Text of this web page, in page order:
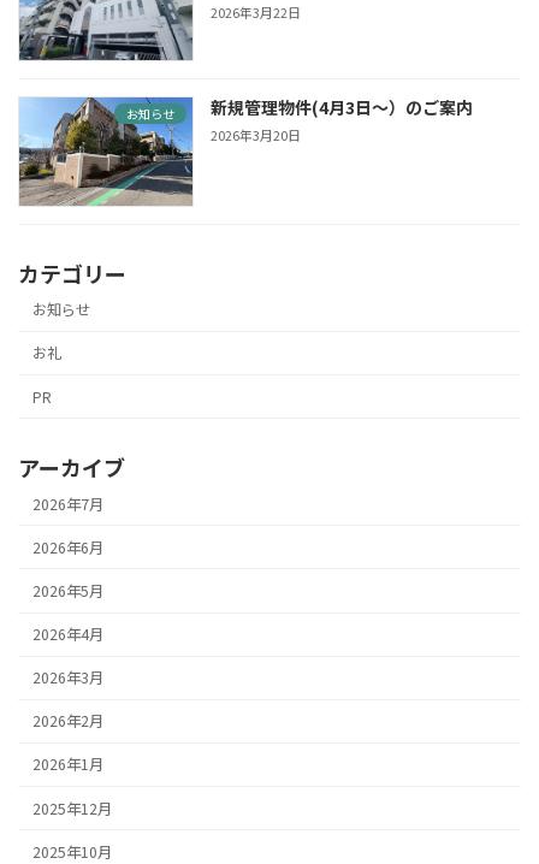
2026年3月22日
お知らせ 新規管理物件(4月3日〜）のご案内
2026年3月20日
カテゴリー
お知らせ
お礼
PR
アーカイブ
2026年7月
2026年6月
2026年5月
2026年4月
2026年3月
2026年2月
2026年1月
2025年12月
2025年10月